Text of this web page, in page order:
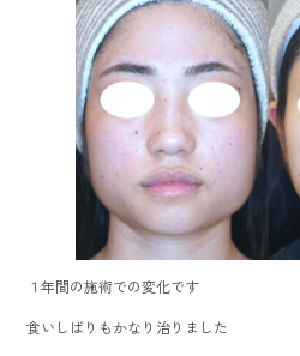
１年間の施術での変化です
食いしばりもかなり治りました